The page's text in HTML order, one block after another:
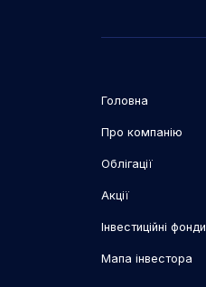
Головна
Про компанію
Облігації
Акції
Інвестиційні фонди
Мапа інвестора